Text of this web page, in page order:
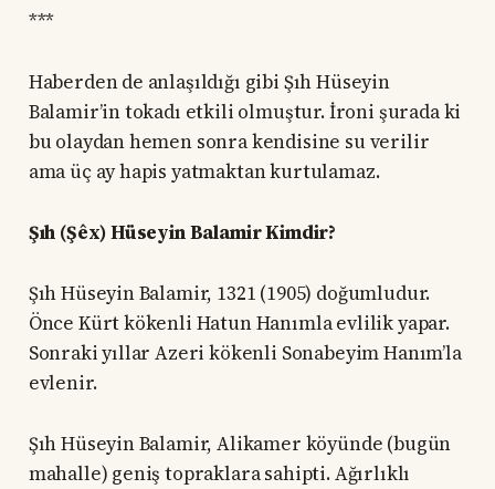
***
Haberden de anlaşıldığı gibi Şıh Hüseyin
Balamir’in tokadı etkili olmuştur. İroni şurada ki
bu olaydan hemen sonra kendisine su verilir
ama üç ay hapis yatmaktan kurtulamaz.
Şıh (Şêx) Hüseyin Balamir Kimdir?
Şıh Hüseyin Balamir, 1321 (1905) doğumludur.
Önce Kürt kökenli Hatun Hanımla evlilik yapar.
Sonraki yıllar Azeri kökenli Sonabeyim Hanım’la
evlenir.
Şıh Hüseyin Balamir, Alikamer köyünde (bugün
mahalle) geniş topraklara sahipti. Ağırlıklı